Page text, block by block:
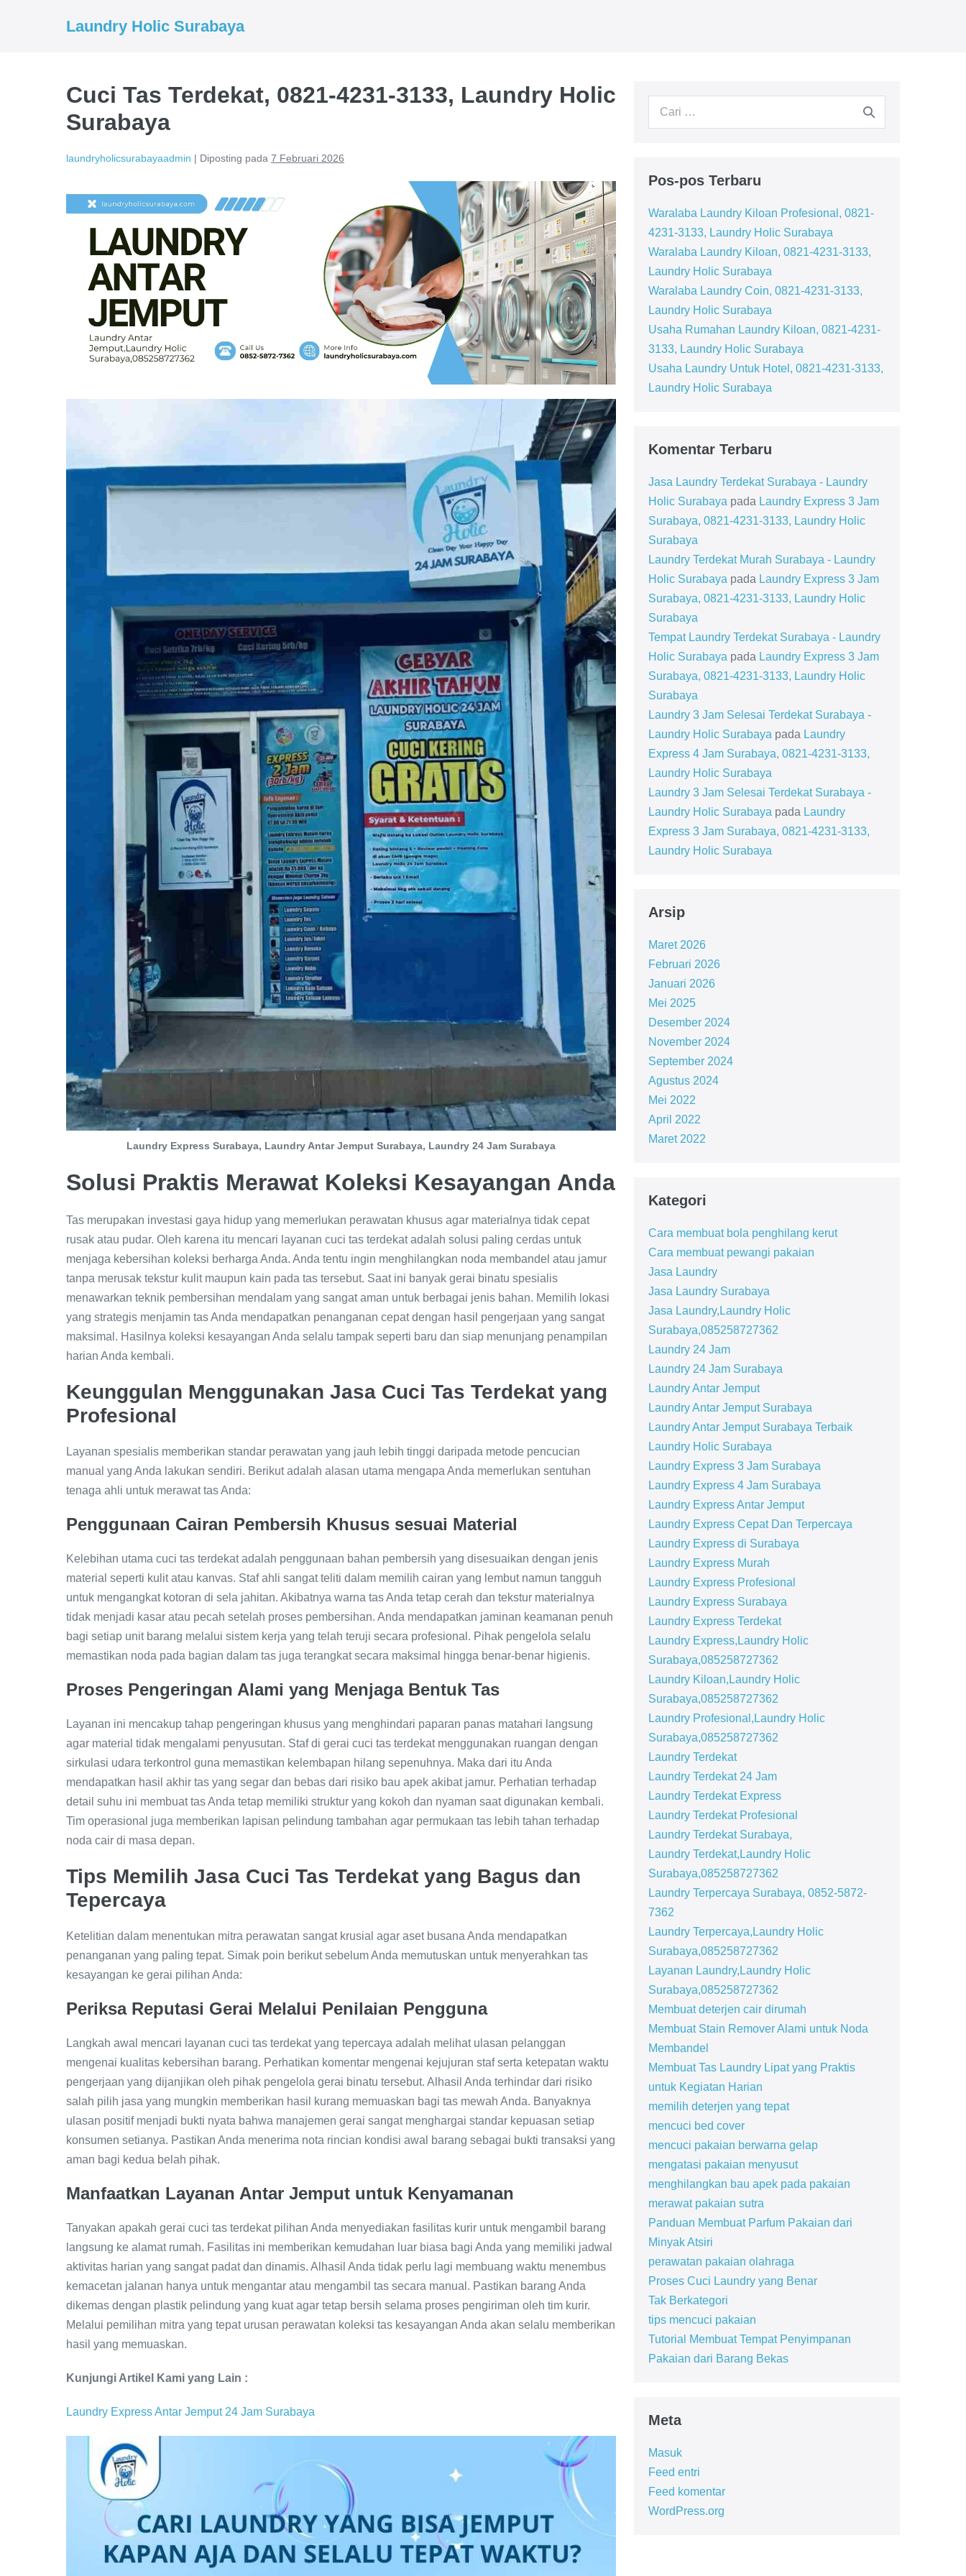
Laundry Holic Surabaya
Cuci Tas Terdekat, 0821-4231-3133, Laundry Holic
Surabaya
laundryholicsurabayaadmin | Diposting pada 7 Februari 2026
Laundry Express Surabaya, Laundry Antar Jemput Surabaya, Laundry 24 Jam Surabaya
Solusi Praktis Merawat Koleksi Kesayangan Anda
Tas merupakan investasi gaya hidup yang memerlukan perawatan khusus agar materialnya tidak cepat
rusak atau pudar. Oleh karena itu mencari layanan cuci tas terdekat adalah solusi paling cerdas untuk
menjaga kebersihan koleksi berharga Anda. Anda tentu ingin menghilangkan noda membandel atau jamur
tanpa merusak tekstur kulit maupun kain pada tas tersebut. Saat ini banyak gerai binatu spesialis
menawarkan teknik pembersihan mendalam yang sangat aman untuk berbagai jenis bahan. Memilih lokasi
yang strategis menjamin tas Anda mendapatkan penanganan cepat dengan hasil pengerjaan yang sangat
maksimal. Hasilnya koleksi kesayangan Anda selalu tampak seperti baru dan siap menunjang penampilan
harian Anda kembali.
Keunggulan Menggunakan Jasa Cuci Tas Terdekat yang
Profesional
Layanan spesialis memberikan standar perawatan yang jauh lebih tinggi daripada metode pencucian
manual yang Anda lakukan sendiri. Berikut adalah alasan utama mengapa Anda memerlukan sentuhan
tenaga ahli untuk merawat tas Anda:
Penggunaan Cairan Pembersih Khusus sesuai Material
Kelebihan utama cuci tas terdekat adalah penggunaan bahan pembersih yang disesuaikan dengan jenis
material seperti kulit atau kanvas. Staf ahli sangat teliti dalam memilih cairan yang lembut namun tangguh
untuk mengangkat kotoran di sela jahitan. Akibatnya warna tas Anda tetap cerah dan tekstur materialnya
tidak menjadi kasar atau pecah setelah proses pembersihan. Anda mendapatkan jaminan keamanan penuh
bagi setiap unit barang melalui sistem kerja yang telah teruji secara profesional. Pihak pengelola selalu
memastikan noda pada bagian dalam tas juga terangkat secara maksimal hingga benar-benar higienis.
Proses Pengeringan Alami yang Menjaga Bentuk Tas
Layanan ini mencakup tahap pengeringan khusus yang menghindari paparan panas matahari langsung
agar material tidak mengalami penyusutan. Staf di gerai cuci tas terdekat menggunakan ruangan dengan
sirkulasi udara terkontrol guna memastikan kelembapan hilang sepenuhnya. Maka dari itu Anda
mendapatkan hasil akhir tas yang segar dan bebas dari risiko bau apek akibat jamur. Perhatian terhadap
detail suhu ini membuat tas Anda tetap memiliki struktur yang kokoh dan nyaman saat digunakan kembali.
Tim operasional juga memberikan lapisan pelindung tambahan agar permukaan tas lebih tahan terhadap
noda cair di masa depan.
Tips Memilih Jasa Cuci Tas Terdekat yang Bagus dan
Tepercaya
Ketelitian dalam menentukan mitra perawatan sangat krusial agar aset busana Anda mendapatkan
penanganan yang paling tepat. Simak poin berikut sebelum Anda memutuskan untuk menyerahkan tas
kesayangan ke gerai pilihan Anda:
Periksa Reputasi Gerai Melalui Penilaian Pengguna
Langkah awal mencari layanan cuci tas terdekat yang tepercaya adalah melihat ulasan pelanggan
mengenai kualitas kebersihan barang. Perhatikan komentar mengenai kejujuran staf serta ketepatan waktu
pengerjaan yang dijanjikan oleh pihak pengelola gerai binatu tersebut. Alhasil Anda terhindar dari risiko
salah pilih jasa yang mungkin memberikan hasil kurang memuaskan bagi tas mewah Anda. Banyaknya
ulasan positif menjadi bukti nyata bahwa manajemen gerai sangat menghargai standar kepuasan setiap
konsumen setianya. Pastikan Anda menerima nota rincian kondisi awal barang sebagai bukti transaksi yang
aman bagi kedua belah pihak.
Manfaatkan Layanan Antar Jemput untuk Kenyamanan
Tanyakan apakah gerai cuci tas terdekat pilihan Anda menyediakan fasilitas kurir untuk mengambil barang
langsung ke alamat rumah. Fasilitas ini memberikan kemudahan luar biasa bagi Anda yang memiliki jadwal
aktivitas harian yang sangat padat dan dinamis. Alhasil Anda tidak perlu lagi membuang waktu menembus
kemacetan jalanan hanya untuk mengantar atau mengambil tas secara manual. Pastikan barang Anda
dikemas dengan plastik pelindung yang kuat agar tetap bersih selama proses pengiriman oleh tim kurir.
Melalui pemilihan mitra yang tepat urusan perawatan koleksi tas kesayangan Anda akan selalu memberikan
hasil yang memuaskan.
Kunjungi Artikel Kami yang Lain :
Laundry Express Antar Jemput 24 Jam Surabaya
Pencarian
Pos-pos Terbaru
Waralaba Laundry Kiloan Profesional, 0821-
4231-3133, Laundry Holic Surabaya
Waralaba Laundry Kiloan, 0821-4231-3133,
Laundry Holic Surabaya
Waralaba Laundry Coin, 0821-4231-3133,
Laundry Holic Surabaya
Usaha Rumahan Laundry Kiloan, 0821-4231-
3133, Laundry Holic Surabaya
Usaha Laundry Untuk Hotel, 0821-4231-3133,
Laundry Holic Surabaya
Komentar Terbaru
Jasa Laundry Terdekat Surabaya - Laundry
Holic Surabaya pada Laundry Express 3 Jam
Surabaya, 0821-4231-3133, Laundry Holic
Surabaya
Laundry Terdekat Murah Surabaya - Laundry
Holic Surabaya pada Laundry Express 3 Jam
Surabaya, 0821-4231-3133, Laundry Holic
Surabaya
Tempat Laundry Terdekat Surabaya - Laundry
Holic Surabaya pada Laundry Express 3 Jam
Surabaya, 0821-4231-3133, Laundry Holic
Surabaya
Laundry 3 Jam Selesai Terdekat Surabaya -
Laundry Holic Surabaya pada Laundry
Express 4 Jam Surabaya, 0821-4231-3133,
Laundry Holic Surabaya
Laundry 3 Jam Selesai Terdekat Surabaya -
Laundry Holic Surabaya pada Laundry
Express 3 Jam Surabaya, 0821-4231-3133,
Laundry Holic Surabaya
Arsip
Maret 2026
Februari 2026
Januari 2026
Mei 2025
Desember 2024
November 2024
September 2024
Agustus 2024
Mei 2022
April 2022
Maret 2022
Kategori
Cara membuat bola penghilang kerut
Cara membuat pewangi pakaian
Jasa Laundry
Jasa Laundry Surabaya
Jasa Laundry,Laundry Holic
Surabaya,085258727362
Laundry 24 Jam
Laundry 24 Jam Surabaya
Laundry Antar Jemput
Laundry Antar Jemput Surabaya
Laundry Antar Jemput Surabaya Terbaik
Laundry Holic Surabaya
Laundry Express 3 Jam Surabaya
Laundry Express 4 Jam Surabaya
Laundry Express Antar Jemput
Laundry Express Cepat Dan Terpercaya
Laundry Express di Surabaya
Laundry Express Murah
Laundry Express Profesional
Laundry Express Surabaya
Laundry Express Terdekat
Laundry Express,Laundry Holic
Surabaya,085258727362
Laundry Kiloan,Laundry Holic
Surabaya,085258727362
Laundry Profesional,Laundry Holic
Surabaya,085258727362
Laundry Terdekat
Laundry Terdekat 24 Jam
Laundry Terdekat Express
Laundry Terdekat Profesional
Laundry Terdekat Surabaya,
Laundry Terdekat,Laundry Holic
Surabaya,085258727362
Laundry Terpercaya Surabaya, 0852-5872-
7362
Laundry Terpercaya,Laundry Holic
Surabaya,085258727362
Layanan Laundry,Laundry Holic
Surabaya,085258727362
Membuat deterjen cair dirumah
Membuat Stain Remover Alami untuk Noda
Membandel
Membuat Tas Laundry Lipat yang Praktis
untuk Kegiatan Harian
memilih deterjen yang tepat
mencuci bed cover
mencuci pakaian berwarna gelap
mengatasi pakaian menyusut
menghilangkan bau apek pada pakaian
merawat pakaian sutra
Panduan Membuat Parfum Pakaian dari
Minyak Atsiri
perawatan pakaian olahraga
Proses Cuci Laundry yang Benar
Tak Berkategori
tips mencuci pakaian
Tutorial Membuat Tempat Penyimpanan
Pakaian dari Barang Bekas
Meta
Masuk
Feed entri
Feed komentar
WordPress.org